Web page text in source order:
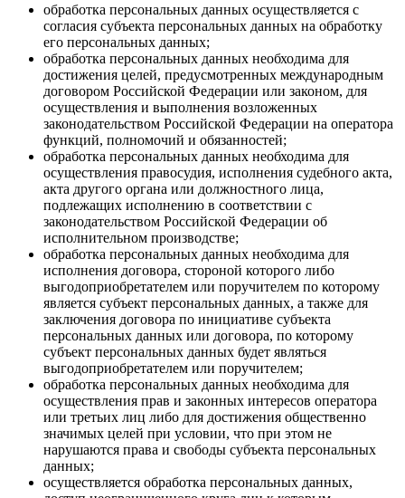
обработка персональных данных осуществляется с
согласия субъекта персональных данных на обработку
его персональных данных;
обработка персональных данных необходима для
достижения целей, предусмотренных международным
договором Российской Федерации или законом, для
осуществления и выполнения возложенных
законодательством Российской Федерации на оператора
функций, полномочий и обязанностей;
обработка персональных данных необходима для
осуществления правосудия, исполнения судебного акта,
акта другого органа или должностного лица,
подлежащих исполнению в соответствии с
законодательством Российской Федерации об
исполнительном производстве;
обработка персональных данных необходима для
исполнения договора, стороной которого либо
выгодоприобретателем или поручителем по которому
является субъект персональных данных, а также для
заключения договора по инициативе субъекта
персональных данных или договора, по которому
субъект персональных данных будет являться
выгодоприобретателем или поручителем;
обработка персональных данных необходима для
осуществления прав и законных интересов оператора
или третьих лиц либо для достижения общественно
значимых целей при условии, что при этом не
нарушаются права и свободы субъекта персональных
данных;
осуществляется обработка персональных данных,